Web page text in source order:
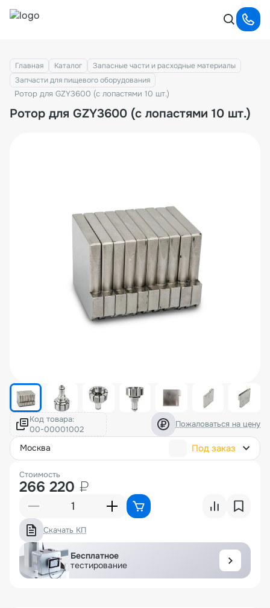
Главная Каталог
Запасные части и расходные материалы
Запчасти для пищевого оборудования
Ротор для GZY3600 (с лопастями 10 шт.)
Ротор для GZY3600 (с лопастями 10 шт.)
Код товара: Пожаловаться на цену
москва Под заказ
Стоимость
266 220 ₽
Скачать КП
Бесплатное
тестирование